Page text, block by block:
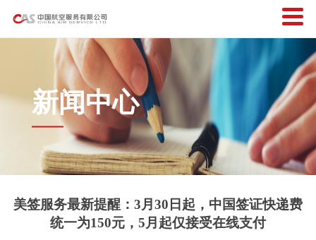
新闻中心
美签服务最新提醒：3月30日起，中国签证快递费
统一为150元，5月起仅接受在线支付